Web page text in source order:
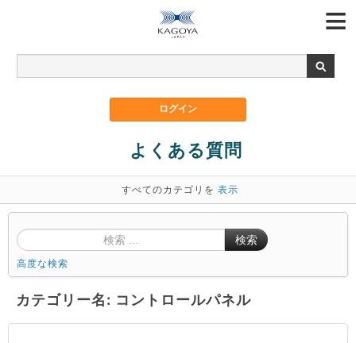
よくある質問
すべてのカテゴリを 表示
検索
高度な検索
カテゴリー名: コントロールパネル